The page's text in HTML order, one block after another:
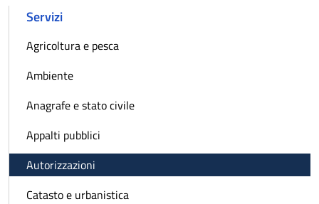
Servizi
Agricoltura e pesca
Ambiente
Anagrafe e stato civile
Appalti pubblici
Autorizzazioni
Catasto e urbanistica